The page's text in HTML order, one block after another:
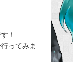
！
ってみま